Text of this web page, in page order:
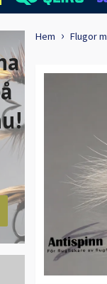
Hem Flugor